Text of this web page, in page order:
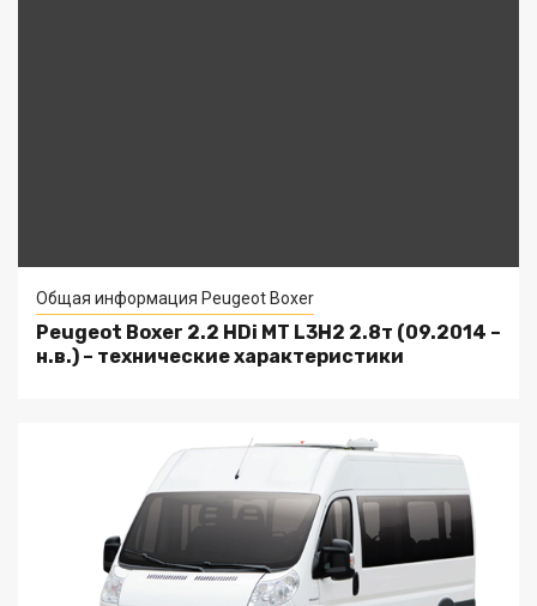
Общая информация Peugeot Boxer
Peugeot Boxer 2.2 HDi MT L3H2 2.8т (09.2014 –
н.в.) – технические характеристики